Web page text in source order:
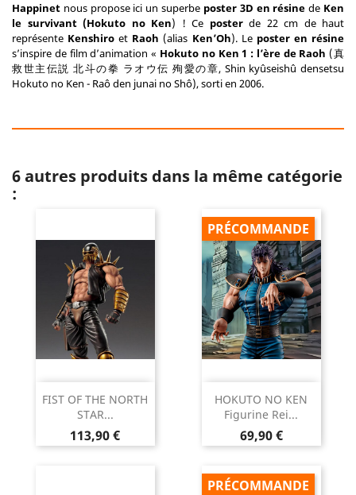
Happinet nous propose ici un superbe poster 3D en résine de Ken
le survivant (Hokuto no Ken) ! Ce posterde 22 cm de haut
représente Kenshiro et Raoh (alias Ken’Oh). Le poster en résine
s’inspire de film d’animation « Hokuto no Ken 1 : l’ère de Raoh(真
救世主伝説 北斗の拳 ラオウ伝 殉愛の章, Shin kyûseishû densetsu
Hokuto no Ken - Raô den junai no Shô), sorti en 2006.
6 autres produits dans la même catégorie
:
FIST OF THE NORTH
STAR...
Prix
113,90 €
HOKUTO NO KEN
Figurine Rei...
Prix
69,90 €
PRÉCOMMANDE
PRÉCOMMANDE